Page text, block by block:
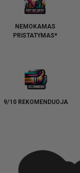
NEMOKAMAS
PRISTATYMAS*
9/10 REKOMENDUOJA